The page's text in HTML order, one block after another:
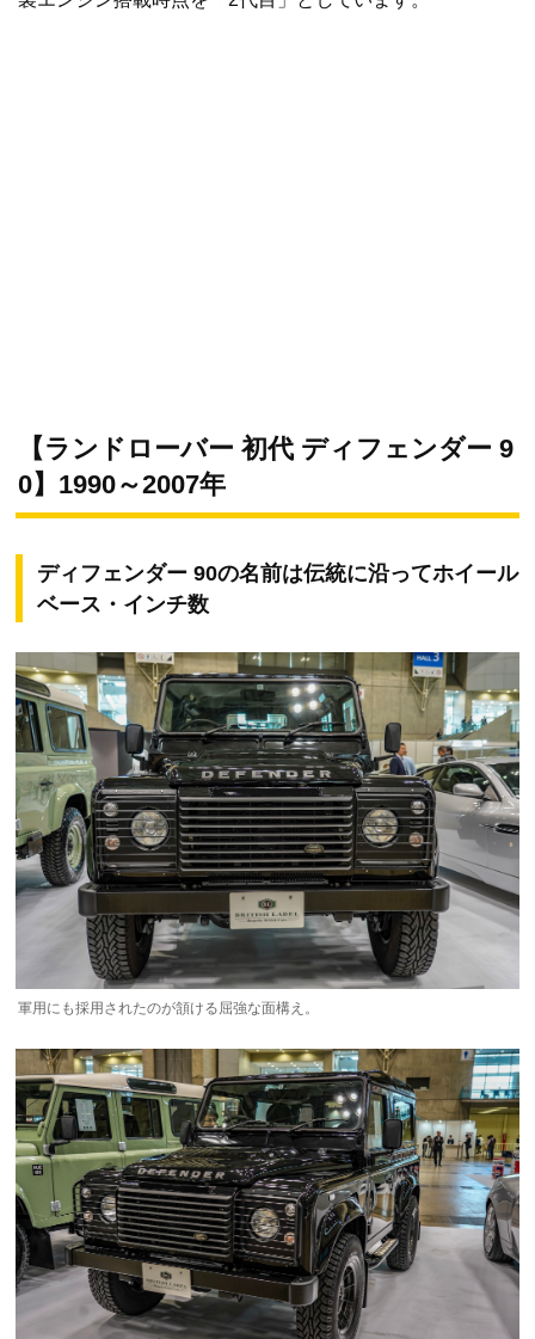
【ランドローバー 初代 ディフェンダー 9
0】1990～2007年
ディフェンダー 90の名前は伝統に沿ってホイール
ベース・インチ数
軍用にも採用されたのが頷ける屈強な面構え。